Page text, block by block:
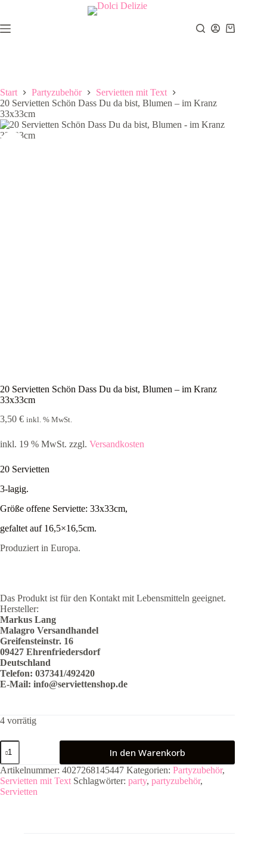
springen
Warenkorb
Start Partyzubehör
Servietten mit Text
20 Servietten Schön Dass Du da bist, Blumen – im Kranz
33x33cm
20 Servietten Schön Dass Du da bist, Blumen – im Kranz
33x33cm
3,50 € inkl. % MwSt.
inkl. 19 % MwSt. zzgl. Versandkosten
20 Servietten
3-lagig.
Größe offene Serviette: 33x33cm,
gefaltet auf 16,5×16,5cm.
Produziert in Europa.
Das Produkt ist für den Kontakt mit Lebensmitteln geeignet.
Hersteller:
Markus Lang
Malagro Versandhandel
Greifensteinstr. 16
09427 Ehrenfriedersdorf
Deutschland
Telefon: 037341/492420
E-Mail: info@serviettenshop.de
4 vorrätig
20
Servietten
Schön
Dass
Du
da
In den Warenkorb
Artikelnummer: 4027268145447 Kategorien: Partyzubehör,
Servietten mit Text Schlagwörter: party, partyzubehör,
Servietten